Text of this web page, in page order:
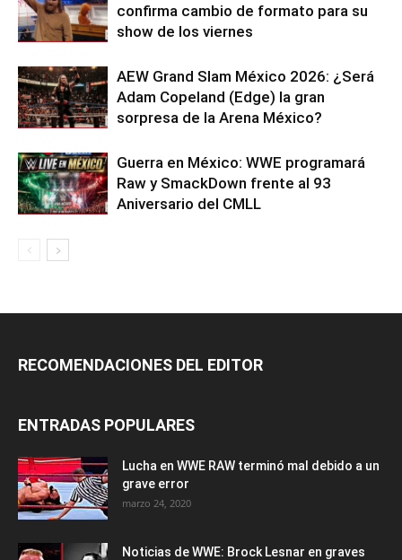
confirma cambio de formato para su
show de los viernes
AEW Grand Slam México 2026: ¿Será
Adam Copeland (Edge) la gran
sorpresa de la Arena México?
Guerra en México: WWE programará
Raw y SmackDown frente al 93
Aniversario del CMLL
RECOMENDACIONES DEL EDITOR
ENTRADAS POPULARES
Lucha en WWE RAW terminó mal debido a un
grave error
marzo 24, 2020
Noticias de WWE: Brock Lesnar en graves